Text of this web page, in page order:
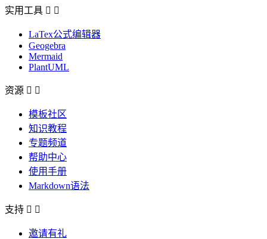
实用工具  
LaTex公式编辑器
Geogebra
Mermaid
PlantUML
资源  
模板社区
知识教程
专题频道
帮助中心
使用手册
Markdown语法
支持  
邀请有礼